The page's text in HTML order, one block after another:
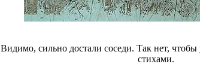
Видимо, сильно достали соседи. Так нет, чтобы
стихами.